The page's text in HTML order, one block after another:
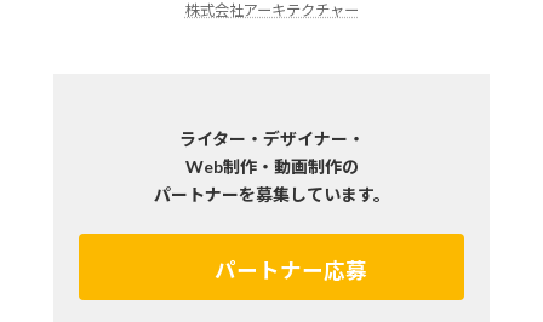
株式会社アーキテクチャー
ライター・デザイナー・
Web制作・動画制作の
パートナーを募集しています。
パートナー応募